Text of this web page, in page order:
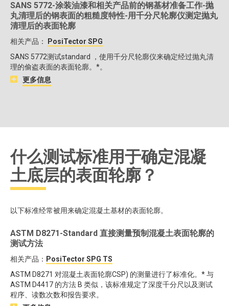
SANS 5772-涂装油漆和相关产品前的钢基材准备工作-抛
丸清理后的钢表面的粗糙度特性-用千分尺轮廓仪测定抛丸
清理后的表面轮廓
相关产品：
PosiTector SPG
SANS 5772测试standard ，使用千分尺轮廓仪来确定经过抛丸清
理的偷盗表面的表面轮廓。*。
更多信息
什么测试标准用于确定混凝
土底层的表面轮廓？
以下标准经常被用来确定混凝土基材的表面轮廓。
ASTM D8271-Standard 直接测量预制混凝土表面轮廓的
测试方法
相关产品： PosiTector SPG TS
ASTM D8271 对混凝土表面轮廓CSP) 的测量进行了标准化。* 与
ASTM D4417 的方法 B 类似，该标准规定了深度千分尺以及测试
程序、读数次数和报告要求。